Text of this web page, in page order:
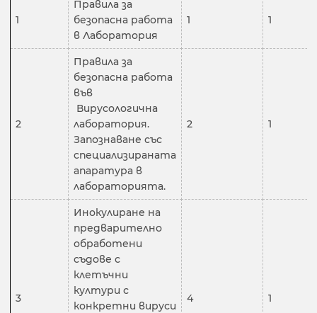
1
Правила за
безопасна работа
в Лаборатория
1 1
2
Правила за
безопасна работа
във
Вирусологична
лаборатория.
Запознаване със
специализираната
апаратура в
лабораторията.
2 1
3
Инокулиране на
предварително
обработени
съдове с
клетъчни
култури с
конкретни вируси
4 1